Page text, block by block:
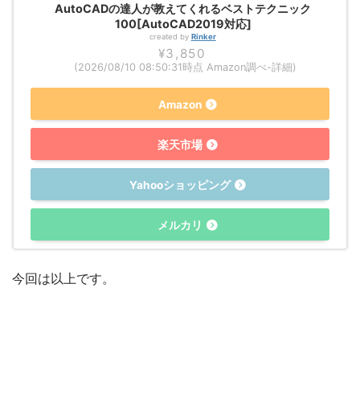
AutoCADの達人が教えてくれるベストテクニック
100[AutoCAD2019対応]
created by Rinker
¥3,850
(2026/08/10 08:50:31時点 Amazon調べ-詳細)
Amazon
楽天市場
Yahooショッピング
メルカリ
今回は以上です。